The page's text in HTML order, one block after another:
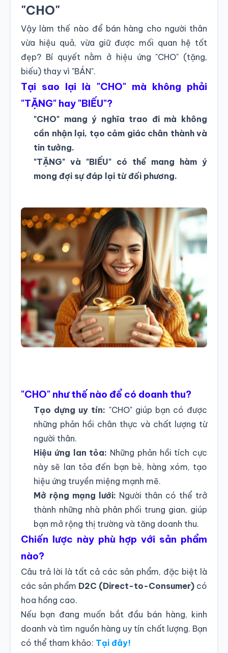
"CHO"
Vậy làm thế nào để bán hàng cho người thân
vừa hiệu quả, vừa giữ được mối quan hệ tốt
đẹp? Bí quyết nằm ở hiệu ứng "CHO" (tặng,
biếu) thay vì "BÁN".
Tại sao lại là "CHO" mà không phải
"TẶNG" hay "BIẾU"?
"CHO" mang ý nghĩa trao đi mà không
cần nhận lại, tạo cảm giác chân thành và
tin tưởng.
"TẶNG" và "BIẾU" có thể mang hàm ý
mong đợi sự đáp lại từ đối phương.
"CHO" như thế nào để có doanh thu?
Tạo dựng uy tín: "CHO" giúp bạn có được
những phản hồi chân thực và chất lượng từ
người thân.
Hiệu ứng lan tỏa: Những phản hồi tích cực
này sẽ lan tỏa đến bạn bè, hàng xóm, tạo
hiệu ứng truyền miệng mạnh mẽ.
Mở rộng mạng lưới: Người thân có thể trở
thành những nhà phân phối trung gian, giúp
bạn mở rộng thị trường và tăng doanh thu.
Chiến lược này phù hợp với sản phẩm
nào?
Câu trả lời là tất cả các sản phẩm, đặc biệt là
các sản phẩm D2C (Direct-to-Consumer) có
hoa hồng cao.
Nếu bạn đang muốn bắt đầu bán hàng, kinh
doanh và tìm nguồn hàng uy tín chất lượng. Bạn
có thể tham khảo: Tại đây!